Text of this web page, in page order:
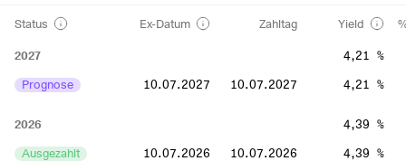
Status Ex-Datum Zahltag Yield
2027
4,21 %
Prognose
10.07.2027 10.07.2027 4,21 %
2026
4,39 %
Ausgezahlt
10.07.2026 10.07.2026 4,39 %